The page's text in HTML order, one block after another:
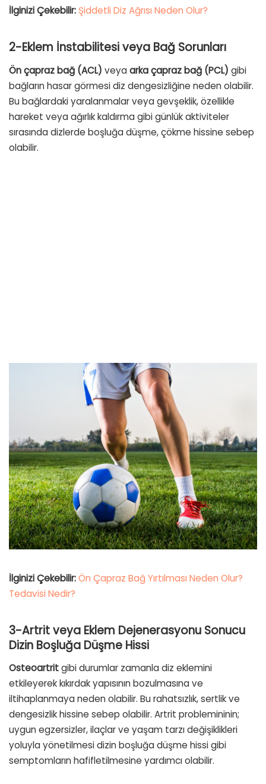
İlginizi Çekebilir: Şiddetli Diz Ağrısı Neden Olur?
2-Eklem İnstabilitesi veya Bağ Sorunları
Ön çapraz bağ (ACL) veya arka çapraz bağ (PCL) gibi
bağların hasar görmesi diz dengesizliğine neden olabilir.
Bu bağlardaki yaralanmalar veya gevşeklik, özellikle
hareket veya ağırlık kaldırma gibi günlük aktiviteler
sırasında dizlerde boşluğa düşme, çökme hissine sebep
olabilir.
İlginizi Çekebilir:Ön Çapraz Bağ Yırtılması Neden Olur?
Tedavisi Nedir?
3-Artrit veya Eklem Dejenerasyonu Sonucu
Dizin Boşluğa Düşme Hissi
Osteoartritgibi durumlar zamanla diz eklemini
etkileyerek kıkırdak yapısının bozulmasına ve
iltihaplanmaya neden olabilir. Bu rahatsızlık, sertlik ve
dengesizlik hissine sebep olabilir. Artrit problemininin;
uygun egzersizler, ilaçlar ve yaşam tarzı değişiklikleri
yoluyla yönetilmesi dizin boşluğa düşme hissi gibi
semptomların hafifletilmesine yardımcı olabilir.